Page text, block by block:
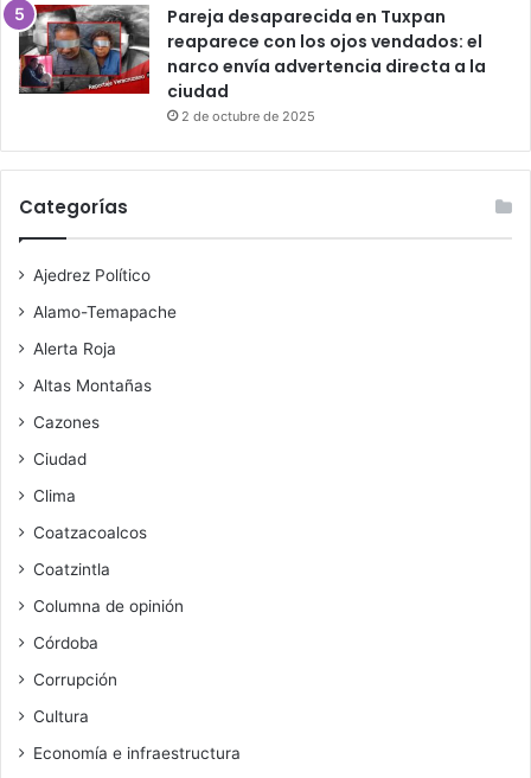
Pareja desaparecida en Tuxpan
reaparece con los ojos vendados: el
narco envía advertencia directa a la
ciudad
2 de octubre de 2025
Categorías
Ajedrez Político
Alamo-Temapache
Alerta Roja
Altas Montañas
Cazones
Ciudad
Clima
Coatzacoalcos
Coatzintla
Columna de opinión
Córdoba
Corrupción
Cultura
Economía e infraestructura